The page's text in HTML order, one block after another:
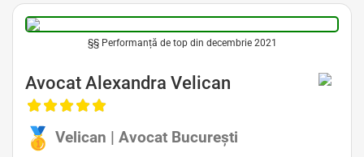
§§ Performanță de top din decembrie 2021
Avocat Alexandra Velican
Velican | Avocat București